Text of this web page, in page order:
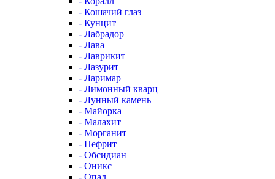
- Кошачий глаз
- Кунцит
- Лабрадор
- Лава
- Лаврикит
- Лазурит
- Ларимар
- Лимонный кварц
- Лунный камень
- Майорка
- Малахит
- Морганит
- Нефрит
- Обсидиан
- Оникс
- Опал